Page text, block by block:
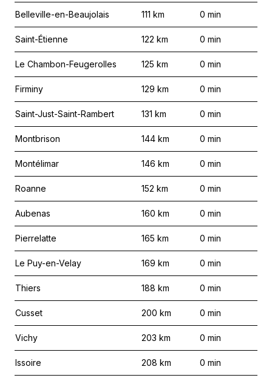
Belleville-en-Beaujolais 111 km 0 min
Saint-Étienne 122 km 0 min
Le Chambon-Feugerolles 125 km 0 min
Firminy 129 km 0 min
Saint-Just-Saint-Rambert 131 km 0 min
Montbrison 144 km 0 min
Montélimar 146 km 0 min
Roanne 152 km 0 min
Aubenas 160 km 0 min
Pierrelatte 165 km 0 min
Le Puy-en-Velay 169 km 0 min
Thiers 188 km 0 min
Cusset 200 km 0 min
Vichy 203 km 0 min
Issoire 208 km 0 min